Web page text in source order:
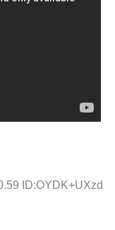
ID:OYDK+UXzd